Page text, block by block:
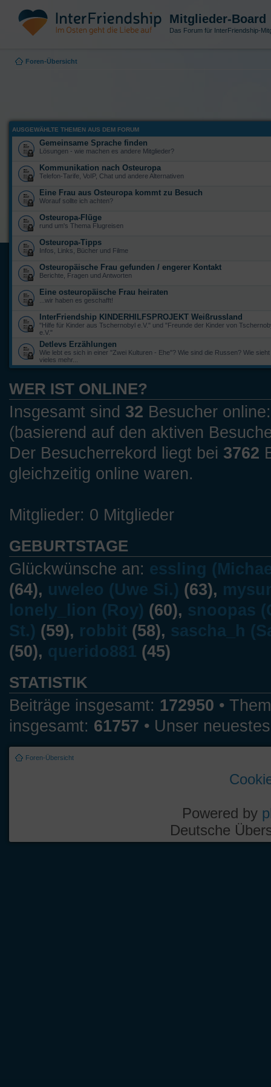
Mitglieder-Board
Das Forum für InterFriendship-
Foren-Übersicht
AUSGEWÄHLTE THEMEN AUS DEM FORUM
Gemeinsame Sprache finden
Lösungen - wie machen es andere Mitglieder?
Kommunikation nach Osteuropa
Telefon-Tarife, VoIP, Chat und andere Alternativen
Eine Frau aus Osteuropa kommt zu Besuch
Worauf sollte ich achten?
Osteuropa-Flüge
rund um's Thema Flugreisen
Osteuropa-Tipps
Infos, Links, Bücher und Filme
Osteuropäische Frau gefunden / engerer Kontakt
Berichte, Fragen und Antworten
Eine osteuropäische Frau heiraten
...wir haben es geschafft!
InterFriendship KINDERHILFSPROJEKT Weißrussland
"Hilfe für Kinder aus Tschernobyl e.V." und "Freunde der Kinder von
e.V."
Detlevs Erzählungen
Wie lebt es sich in einer "Zwei Kulturen - Ehe"? Wie sind die Russen? Wie
vieles mehr...
WER IST ONLINE?
Insgesamt sind 32 Besucher
(basierend auf den aktiven
Der Besucherrekord liegt bei 3762
gleichzeitig online waren.
Mitglieder: 0 Mitglieder
GEBURTSTAGE
Glückwünsche an: essling
(64), uweleo (Uwe Si.) (63),
lonely_lion (Roy) (60), snoopas
St.) (59), robbit (58), sascha_h
(50), querido881 (45)
STATISTIK
Beiträge insgesamt: 172950 •
insgesamt: 61757 • Unser
Foren-Übersicht
Powered by
Deutsche